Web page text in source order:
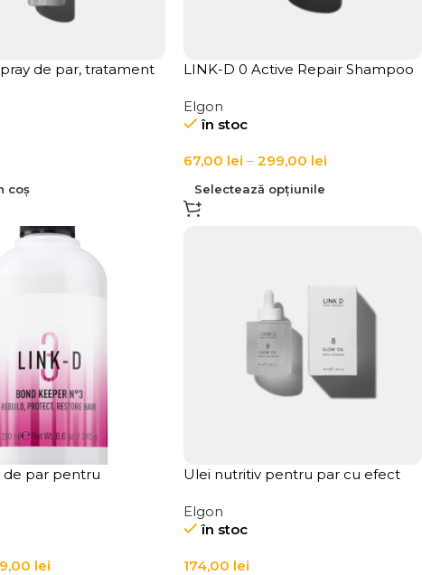
de par, tratament
coș
LINK-D 0 Active Repair Shampoo
Elgon
în stoc
67,00 lei – 299,00 lei
Selectează opțiunile
de par pentru
Nr. 3
lei
Ulei nutritiv pentru par cu efect
Elgon
în stoc
174,00 lei